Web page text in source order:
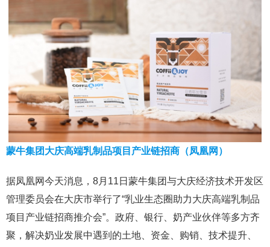
蒙牛集团大庆高端乳制品项目产业链招商（凤凰网）
据凤凰网今天消息，8月11日蒙牛集团与大庆经济技术开发区
管理委员会在大庆市举行了“乳业生态圈助力大庆高端乳制品
项目产业链招商推介会”。政府、银行、奶产业伙伴等多方齐
聚，解决奶业发展中遇到的土地、资金、购销、技术提升、